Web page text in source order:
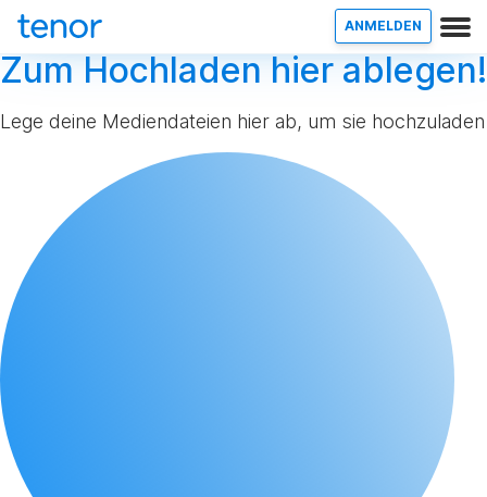
ANMELDEN
Zum Hochladen hier ablegen!
Lege deine Mediendateien hier ab, um sie hochzuladen